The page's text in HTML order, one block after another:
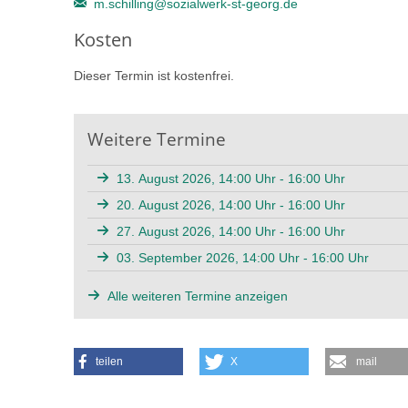
m.schilling@sozialwerk-st-georg.de
Kosten
Dieser Termin ist kostenfrei.
Weitere Termine
13. August 2026, 14:00 Uhr - 16:00 Uhr
20. August 2026, 14:00 Uhr - 16:00 Uhr
27. August 2026, 14:00 Uhr - 16:00 Uhr
03. September 2026, 14:00 Uhr - 16:00 Uhr
Alle weiteren Termine anzeigen
teilen X mail